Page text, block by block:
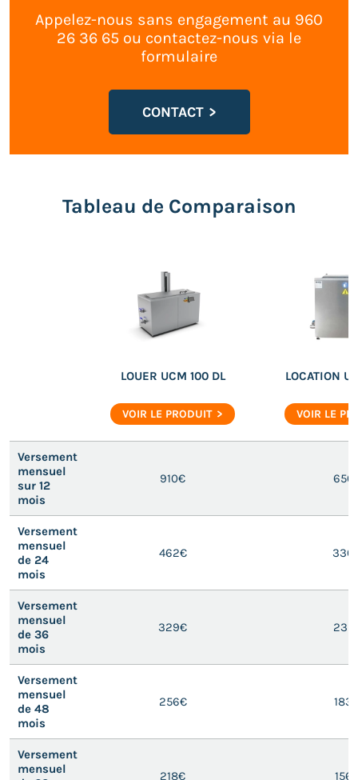
Appelez-nous sans engagement au 960
26 36 65 ou contactez-nous via le
formulaire
CONTACT
Tableau de Comparaison
LOUER UCM 100 DL
VOIR LE PRODUIT
LOCATION
VOIR LE
Versement
mensuel
sur 12
mois
910€
Versement
mensuel
de 24
mois
462€
Versement
mensuel
de 36
mois
329€
Versement
mensuel
de 48
mois
256€
Versement
mensuel
218€